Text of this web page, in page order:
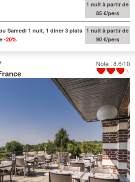
1 nuit à partir de
85 €/pers
Samedi 1 nuit, 1 diner 3 plats
-20%
1 nuit à partir de
90 €/pers
Note : 8.6/10